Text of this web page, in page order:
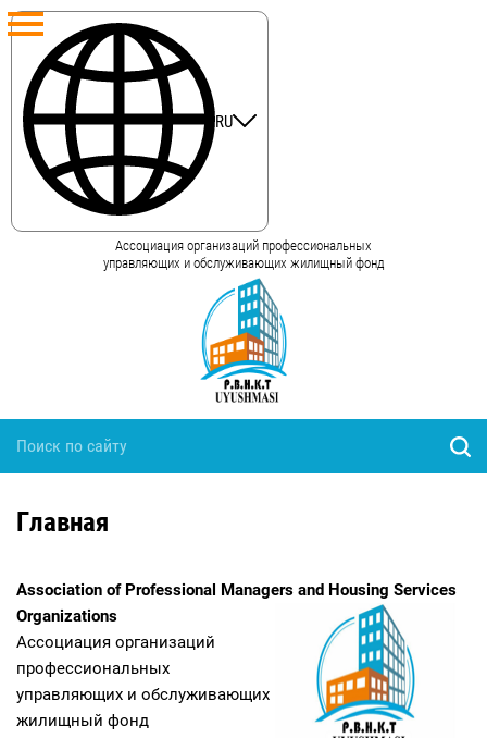
Ассоциация организаций профессиональных
управляющих и обслуживающих жилищный фонд
RU
Главная
Association of Professional Managers and Housing Services
Organizations
Ассоциация организаций
профессиональных
управляющих и обслуживающих
жилищный фонд